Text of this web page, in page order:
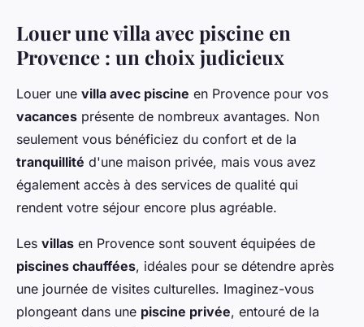
Louer une villa avec piscine en
Provence : un choix judicieux
Louer une villa avec piscine en Provence pour vos
vacances présente de nombreux avantages. Non
seulement vous bénéficiez du confort et de la
tranquillité d'une maison privée, mais vous avez
également accès à des services de qualité qui
rendent votre séjour encore plus agréable.
Les villas en Provence sont souvent équipées de
piscines chauffées, idéales pour se détendre après
une journée de visites culturelles. Imaginez-vous
plongeant dans une piscine privée, entouré de la